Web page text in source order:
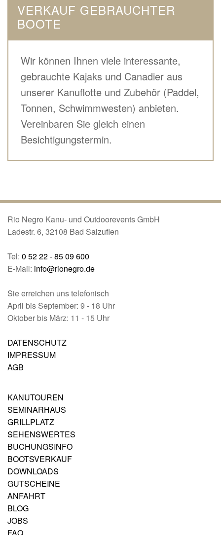
VERKAUF GEBRAUCHTER
BOOTE
Wir können Ihnen viele interessante,
gebrauchte Kajaks und Canadier aus
unserer Kanuflotte und Zubehör (Paddel,
Tonnen, Schwimmwesten) anbieten.
Vereinbaren Sie gleich einen
Besichtigungstermin.
Rio Negro Kanu- und Outdoorevents GmbH
Ladestr. 6, 32108 Bad Salzuflen
Tel: 0 52 22 - 85 09 600
E-Mail: info@rionegro.de
Sie erreichen uns telefonisch
April bis September: 9 - 18 Uhr
Oktober bis März: 11 - 15 Uhr
DATENSCHUTZ
IMPRESSUM
AGB
KANUTOUREN
SEMINARHAUS
GRILLPLATZ
SEHENSWERTES
BUCHUNGSINFO
BOOTSVERKAUF
DOWNLOADS
GUTSCHEINE
ANFAHRT
BLOG
JOBS
FAQ